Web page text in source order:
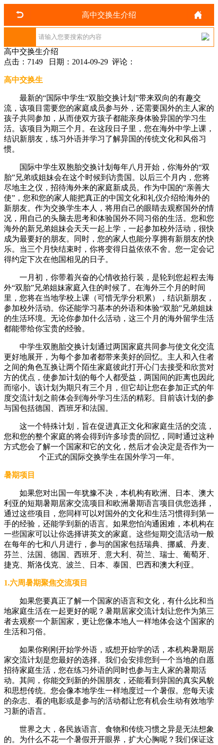
高中交换生介绍
高中交换生介绍
点击：7149 日期：2014-09-29 评论：
高中交换生
最新的“国际中学生“双胎交换计划”带来双向的有趣交
流，该项目需要您的家庭成员参与外，还需要国外的主人家的
孩子共同参加，从而使双方孩子都能亲身体验异国的学习生
活。该项目为期三个月。在这段日子里，您在海外中学上课，
结识新朋友，练习外语并学习了解异国的传统文化和风俗习
惯。
国际中学生双胞胎交换计划每年八月开始，你海外的“双
胎”兄弟或姐妹会在这个时候到访贵国。以后三个月内，您将
尽地主之仪，招待海外来的家庭新成员。作为中国的“亲善大
使”，您和您的家人能把真正的中国文化和礼仪介绍给海外的
新朋友。作为交换学生本人，将用自己的眼睛去观察国外的情
况，用自己的头脑去思考和体验国外不同习俗的生活。您和您
海外的新兄弟姐妹会天天一起上学，一起参加校外活动，很快
成为最要好的朋友。同时，您的家人也能分享拥有新朋友的快
乐。当三个月快结束时，你将变得日益依依不舍。您一定会记
得约定下次在他国相见的日子。
一月初，你带着兴奋的心情收拾行装，是轮到您起程去海
外“双胎”兄弟姐妹家庭入住的时候了。在海外三个月的时间
里，您将在当地学校上课（可惜无学分积累），结识新朋友，
参加校外活动。你还能学习基本的外语和体验“双胎”兄弟姐妹
的生活环境。无论你参加什么活动，这三个月的海外留学生活
都能带给你宝贵的经验。
中学生双胞胎交换计划通过两国家庭共同参与使文化交流
更好地展开，为每个参加者都带来美好的回忆。主人和入住者
之间的角色互换让两个陌生家庭彼此打开心门去接受和欣赏对
方的优点，使参加计划的每个人都受益，两国间的距离也因此
而缩小。该计划为期只有三个月，但它却让您在参加正式的年
度交流计划之前体会到海外学习生活的精彩。目前该计划的参
与国包括德国、西班牙和法国。
这一个特殊计划，旨在促进真正文化和家庭生活的交流，
您和您的整个家庭的将会得到许多珍贵的回忆，同时通过这种
方式您会了解一个国家和它的文化，然后才会决定是否作为一
个正式的国际交换学生在国外学习一年。
暑期项目
如果您对出国一年犹豫不决，本机构有欧洲、日本、澳大
利亚的短期暑期居家交流项目和欧洲暑期语言项目供您选择，
通过这些项目，您同样可以对国外的文化和生活习惯得到第一
手的经验，还能学到新的语言。如果您怕沟通困难，本机构在
一些国家可以让你选择讲英文的家庭。这些短期交流活动一般
在每年的七和八月进行，参与的国家包括瑞典、挪威、丹麦、
芬兰、法国、德国、西班牙、意大利、荷兰、瑞士、葡萄牙、
捷克、斯洛伐克、波兰、日本、泰国、巴西和澳大利亚。
1.六周暑期聚焦交流项目
如果您要真正了解一个国家的语言和文化，有什么比和当
地家庭生活在一起更好的呢？暑期居家交流计划让您作为第三
者去观察一个新国家，更让您像本地人一样地体会这个国家的
生活和习俗。
如果你刚刚开始学外语，或想开始学的话，本机构暑期居
家交流计划是您最好的选择。我们会安排您到一个当地的自愿
招待家庭生活，您在练习外语的同时也参与主人家的暑期活
动。其间，你能交到新的外国朋友，还能看到异国的真实风貌
和思想传统。您会像本地学生一样地度过一个暑假。您每天读
的杂志、看的电影或是参与的活动都让您有机会生动有效地学
习新的语言。
世界之大，各民族语言、食物和传统习惯之异是无法想象
的。为什么不花一个暑假开开眼界，扩大心胸呢？我们保证这